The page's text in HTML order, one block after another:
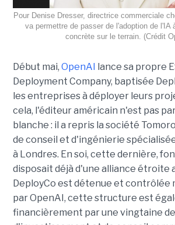
Pour Denise Dresser, directrice commerciale
va permettre de passer de l'adoption de l'IA
concrète sur le terrain. (Crédit
Début mai, OpenAI lance sa propre
Deployment Company, baptisée
les entreprises à déployer leurs
cela, l'éditeur américain n'est pas
blanche : il a repris la société
de conseil et d'ingénierie
à Londres. En soi, cette dernière,
disposait déjà d'une alliance étroite
DeployCo est détenue et contrôlée
par OpenAI, cette structure est
financièrement par une vingtaine